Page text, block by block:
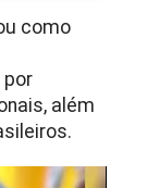
como
por
além